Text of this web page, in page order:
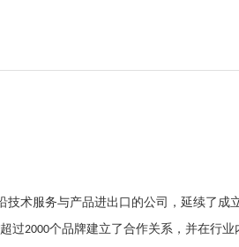
技术服务与产品进出口的公司，延续了成
过2000个品牌建立了合作关系，并在行业